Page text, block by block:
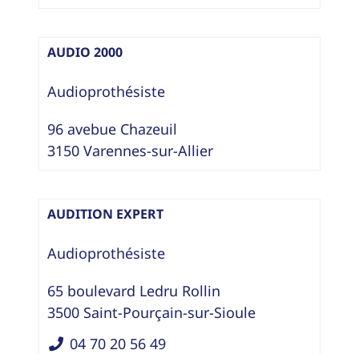
AUDIO 2000
Audioprothésiste
96 avebue Chazeuil
3150 Varennes-sur-Allier
AUDITION EXPERT
Audioprothésiste
65 boulevard Ledru Rollin
3500 Saint-Pourçain-sur-Sioule
04 70 20 56 49